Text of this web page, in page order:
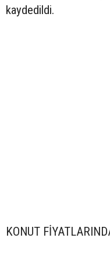
kaydedildi.
KONUT